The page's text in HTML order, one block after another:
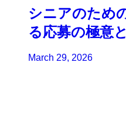
シニアのため
る応募の極意
March 29, 2026